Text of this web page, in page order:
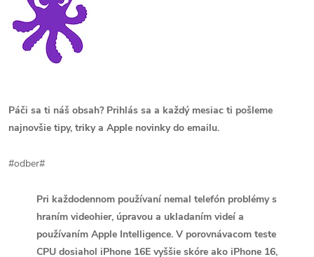
Páči sa ti náš obsah? Prihlás sa a každý mesiac ti pošleme
najnovšie tipy, triky a Apple novinky do emailu.
#odber#
Pri každodennom používaní nemal telefón problémy s
hraním videohier, úpravou a ukladaním videí a
používaním Apple Intelligence. V porovnávacom teste
CPU dosiahol iPhone 16E vyššie skóre ako iPhone 16,